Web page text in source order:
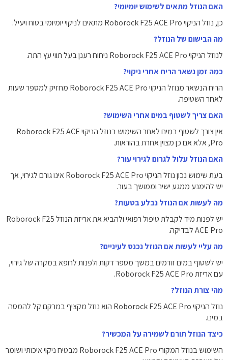
האם הנוזל מתאים לשימוש יומיומי?
כן, נוזל הניקוי Roborock F25 ACE Pro מתאים לניקוי יומיומי בטוח ויעיל.
מה הבישום של הנוזל?
לנוזל הניקוי Roborock F25 ACE Pro ניחוח רענן בעל תווי עץ התה.
כמה זמן נשאר הריח אחרי ניקוי?
הריח הנשאר מנוזל הניקוי Roborock F25 ACE Pro מחזיק למספר שעות
לאחר השטיפה.
האם צריך לשטוף במים אחרי השימוש?
אין צורך לשטוף במים לאחר השימוש בנוזל הניקוי Roborock F25 ACE
Pro, אלא אם כן מצוין אחרת בהוראות.
האם הנוזל עלול לגרום לגירוי עור?
בעת שימוש נכון נוזל הניקוי Roborock F25 ACE Pro אינו גורם לגירוי, אך
יש להימנע ממגע ישיר וממושך בעור.
מה לעשות אם הנוזל נבלע בטעות?
יש לפנות מיד לקבלת טיפול רפואי ולהביא את אריזת הנוזל Roborock F25
ACE Pro לבדיקה.
מה עליי לעשות אם הנוזל נכנס לעיניים?
יש לשטוף במים זורמים במשך מספר דקות ולפנות לרופא במקרה של גירוי,
עם אריזת Roborock F25 ACE Pro.
מהי צורת הנוזל?
נוזל הניקוי Roborock F25 ACE Pro הוא נוזל מקציף במרקם קל להמסה
במים.
כיצד הנוזל תורם לשמירה על המכשיר?
השימוש בנוזל המקורי Roborock F25 ACE Pro מבטיח ניקוי איכותי ושומר